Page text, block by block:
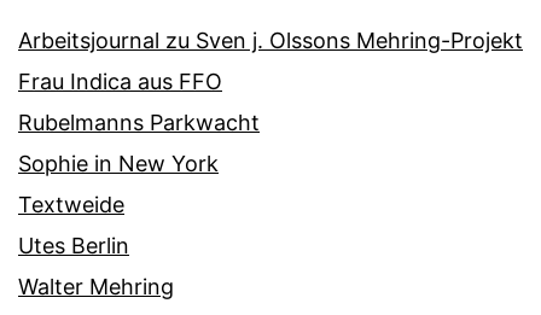
Arbeitsjournal zu Sven j. Olssons Mehring-Projekt
Frau Indica aus FFO
Rubelmanns Parkwacht
Sophie in New York
Textweide
Utes Berlin
Walter Mehring